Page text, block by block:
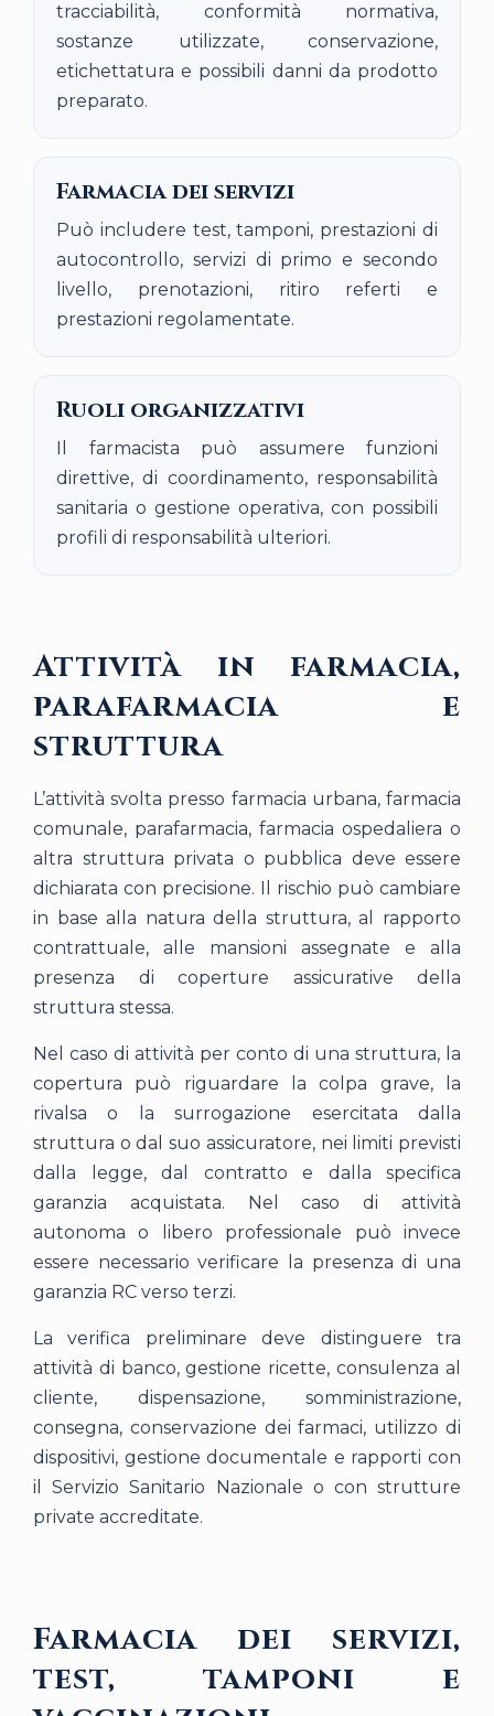
tracciabilità, conformità normativa,
sostanze utilizzate, conservazione,
etichettatura e possibili danni da prodotto
preparato.
Farmacia dei servizi
Può includere test, tamponi, prestazioni di
autocontrollo, servizi di primo e secondo
livello, prenotazioni, ritiro referti e
prestazioni regolamentate.
Ruoli organizzativi
Il farmacista può assumere funzioni
direttive, di coordinamento, responsabilità
sanitaria o gestione operativa, con possibili
profili di responsabilità ulteriori.
Attività in farmacia,
parafarmacia e
struttura
L’attività svolta presso farmacia urbana, farmacia
comunale, parafarmacia, farmacia ospedaliera o
altra struttura privata o pubblica deve essere
dichiarata con precisione. Il rischio può cambiare
in base alla natura della struttura, al rapporto
contrattuale, alle mansioni assegnate e alla
presenza di coperture assicurative della
struttura stessa.
Nel caso di attività per conto di una struttura, la
copertura può riguardare la colpa grave, la
rivalsa o la surrogazione esercitata dalla
struttura o dal suo assicuratore, nei limiti previsti
dalla legge, dal contratto e dalla specifica
garanzia acquistata. Nel caso di attività
autonoma o libero professionale può invece
essere necessario verificare la presenza di una
garanzia RC verso terzi.
La verifica preliminare deve distinguere tra
attività di banco, gestione ricette, consulenza al
cliente, dispensazione, somministrazione,
consegna, conservazione dei farmaci, utilizzo di
dispositivi, gestione documentale e rapporti con
il Servizio Sanitario Nazionale o con strutture
private accreditate.
Farmacia dei servizi,
test, tamponi e